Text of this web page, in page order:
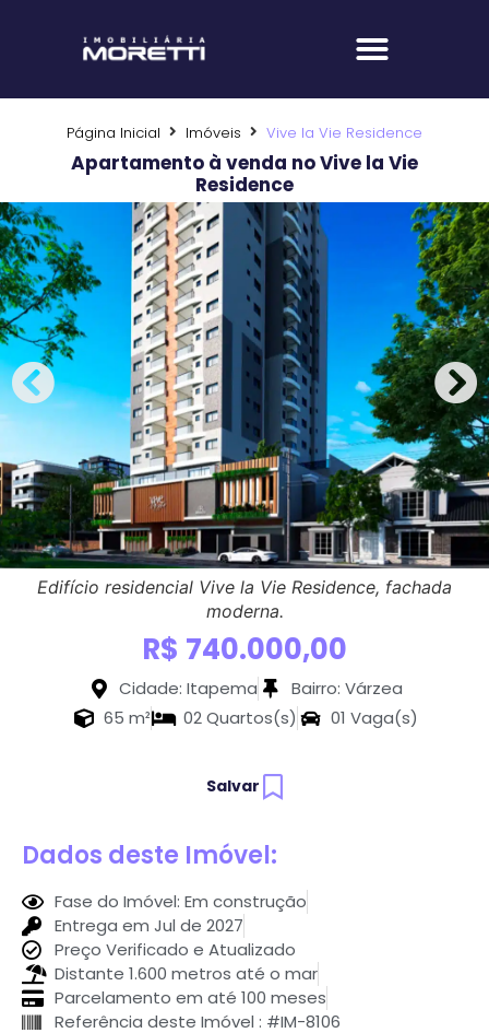
Página Inicial Imóveis Vive la Vie Residence
Apartamento à venda no Vive la Vie
Residence
Edifício residencial Vive la Vie Residence, fachada
moderna.
R$ 740.000,00
Cidade: Itapema
Bairro: Várzea
65 m²
02 Quartos(s) 01 Vaga(s)
Salvar
Dados deste Imóvel:
Fase do Imóvel: Em construção
Entrega em Jul de 2027
Preço Verificado e Atualizado
Distante 1.600 metros até o mar
Parcelamento em até 100 meses
Referência deste Imóvel : #IM-8106